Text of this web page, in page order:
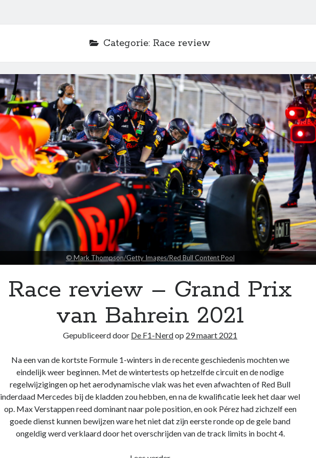
Categorie: Race review
© Mark Thompson/Getty Images/Red Bull Content Pool
Race review – Grand Prix
van Bahrein 2021
Gepubliceerd door De F1-Nerdop 29 maart 2021
Na een van de kortste Formule 1-winters in de recente geschiedenis mochten we
eindelijk weer beginnen. Met de wintertests op hetzelfde circuit en de nodige
regelwijzigingen op het aerodynamische vlak was het even afwachten of Red Bull
inderdaad Mercedes bij de kladden zou hebben, en na de kwalificatie leek het daar wel
op. Max Verstappen reed dominant naar pole position, en ook Pérez had zichzelf een
goede dienst kunnen bewijzen ware het niet dat zijn eerste ronde op de gele band
ongeldig werd verklaard door het overschrijden van de track limits in bocht 4.